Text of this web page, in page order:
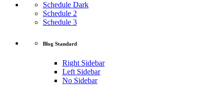
Schedule Dark
Schedule 2
Schedule 3
Blog Standard
Right Sidebar
Left Sidebar
No Sidebar